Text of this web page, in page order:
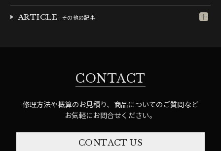
ARTICLE- その他の記事
CONTACT
修理方法や概算のお見積り、商品についてのご質問など
お気軽にお問合せください。
CONTACT US